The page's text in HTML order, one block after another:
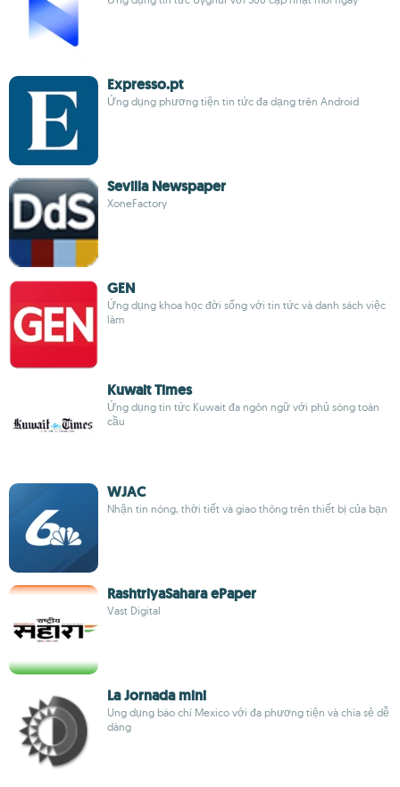
Expresso.pt
Ứng dụng phương tiện tin tức đa dạng trên Android
Sevilla Newspaper
XoneFactory
GEN
Ứng dụng khoa học đời sống với tin tức và danh sách việc
làm
Kuwait Times
Ứng dụng tin tức Kuwait đa ngôn ngữ với phủ sóng toàn
cầu
WJAC
Nhận tin nóng, thời tiết và giao thông trên thiết bị của bạn
RashtriyaSahara ePaper
Vast Digital
La Jornada mini
Ung dụng báo chí Mexico với đa phương tiện và chia sẻ dễ
dàng